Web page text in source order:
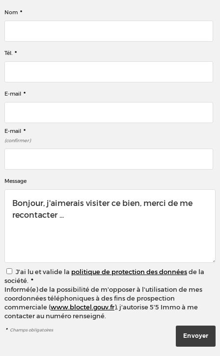
Nom *
Tél. *
E-mail *
E-mail *
(confirmer)
Message
J'ai lu et valide la politique de protection des donnéesde la
société. *
Informé(e) de la possibilité de m'opposer à l'utilisation de mes
coordonnées téléphoniques à des fins de prospection
commerciale (www.bloctel.gouv.fr), j'autorise 5'5 Immo à me
contacter au numéro renseigné.
* Champs obligatoires